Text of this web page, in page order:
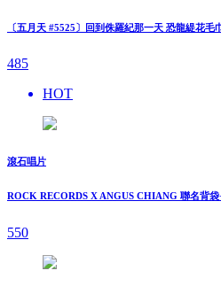
〔五月天 #5525〕回到侏羅紀那一天 恐龍緹花毛
485
HOT
滾石唱片
ROCK RECORDS X ANGUS CHIANG 聯名背
550